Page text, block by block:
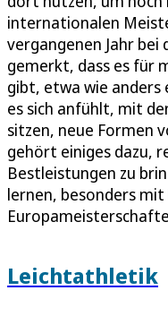
internationalen
vergangenen Jahr bei
gemerkt, dass es für
gibt, etwa wie anders
es sich anfühlt, mit
sitzen, neue Formen
gehört einiges dazu,
Bestleistungen zu
lernen, besonders mit
Leichtathletik